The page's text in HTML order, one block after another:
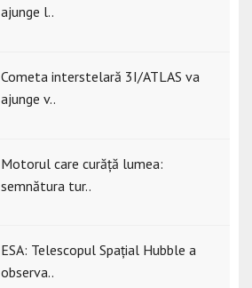
ajunge l..
Cometa interstelară 3I/ATLAS va
ajunge v..
Motorul care curăță lumea:
semnătura tur..
ESA: Telescopul Spațial Hubble a
observa..